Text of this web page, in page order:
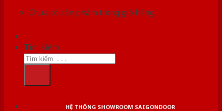
Chưa có sản phẩm trong giỏ hàng.
Tìm kiếm:
HỆ THỐNG SHOWROOM SAIGONDOOR